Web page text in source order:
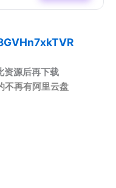
资源后再下载
不再有阿里云盘